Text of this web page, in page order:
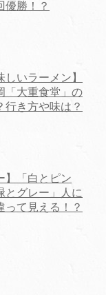
優勝！？
しいラーメン】
「大重食堂」の
行き方や味は？
】「白とピン
とグレー」人に
って見える！？